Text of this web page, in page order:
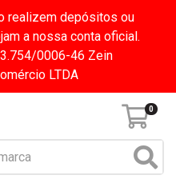
realizem depósitos ou
a nossa conta oficial.
0006-46 Zein
LTDA
0